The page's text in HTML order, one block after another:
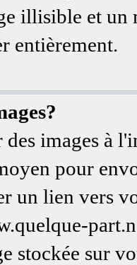
illisible et
entièrement.
images à
pour
un lien vers
stockée sur